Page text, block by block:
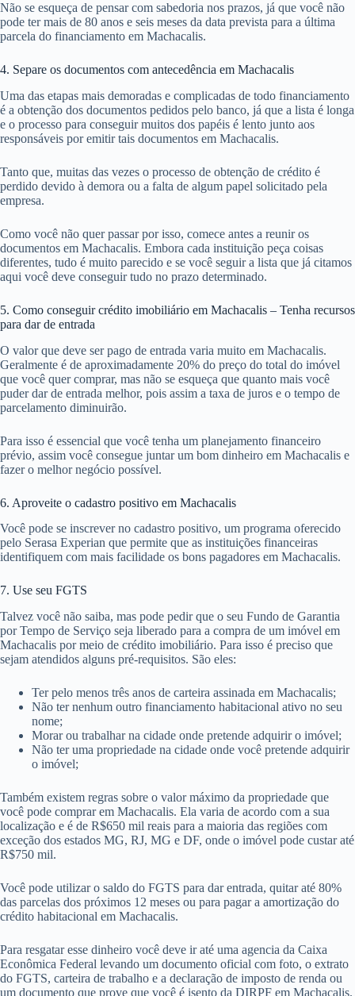
Não se esqueça de pensar com sabedoria nos prazos, já que você não
pode ter mais de 80 anos e seis meses da data prevista para a última
parcela do financiamento em Machacalis.
4. Separe os documentos com antecedência em Machacalis
Uma das etapas mais demoradas e complicadas de todo financiamento
é a obtenção dos documentos pedidos pelo banco, já que a lista é longa
e o processo para conseguir muitos dos papéis é lento junto aos
responsáveis por emitir tais documentos em Machacalis.
Tanto que, muitas das vezes o processo de obtenção de crédito é
perdido devido à demora ou a falta de algum papel solicitado pela
empresa.
Como você não quer passar por isso, comece antes a reunir os
documentos em Machacalis. Embora cada instituição peça coisas
diferentes, tudo é muito parecido e se você seguir a lista que já citamos
aqui você deve conseguir tudo no prazo determinado.
5. Como conseguir crédito imobiliário em Machacalis – Tenha recursos
para dar de entrada
O valor que deve ser pago de entrada varia muito em Machacalis.
Geralmente é de aproximadamente 20% do preço do total do imóvel
que você quer comprar, mas não se esqueça que quanto mais você
puder dar de entrada melhor, pois assim a taxa de juros e o tempo de
parcelamento diminuirão.
Para isso é essencial que você tenha um planejamento financeiro
prévio, assim você consegue juntar um bom dinheiro em Machacalis e
fazer o melhor negócio possível.
6. Aproveite o cadastro positivo em Machacalis
Você pode se inscrever no cadastro positivo, um programa oferecido
pelo Serasa Experian que permite que as instituições financeiras
identifiquem com mais facilidade os bons pagadores em Machacalis.
7. Use seu FGTS
Talvez você não saiba, mas pode pedir que o seu Fundo de Garantia
por Tempo de Serviço seja liberado para a compra de um imóvel em
Machacalis por meio de crédito imobiliário. Para isso é preciso que
sejam atendidos alguns pré-requisitos. São eles:
Ter pelo menos três anos de carteira assinada em Machacalis;
Não ter nenhum outro financiamento habitacional ativo no seu
nome;
Morar ou trabalhar na cidade onde pretende adquirir o imóvel;
Não ter uma propriedade na cidade onde você pretende adquirir
o imóvel;
Também existem regras sobre o valor máximo da propriedade que
você pode comprar em Machacalis. Ela varia de acordo com a sua
localização e é de R$650 mil reais para a maioria das regiões com
exceção dos estados MG, RJ, MG e DF, onde o imóvel pode custar até
R$750 mil.
Você pode utilizar o saldo do FGTS para dar entrada, quitar até 80%
das parcelas dos próximos 12 meses ou para pagar a amortização do
crédito habitacional em Machacalis.
Para resgatar esse dinheiro você deve ir até uma agencia da Caixa
Econômica Federal levando um documento oficial com foto, o extrato
do FGTS, carteira de trabalho e a declaração de imposto de renda ou
um documento que prove que você é isento da DIRPF em Machacalis.